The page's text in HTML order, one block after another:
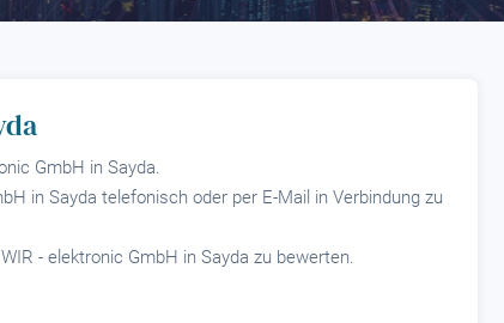
GmbH in Sayda.
in Sayda telefonisch oder per E-Mail in Verbindung zu
- elektronic GmbH in Sayda zu bewerten.